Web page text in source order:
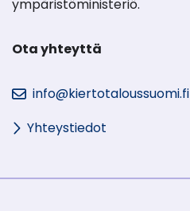
ympäristöministeriö.
Ota yhteyttä
info@kiertotaloussuomi.fi
Yhteystiedot